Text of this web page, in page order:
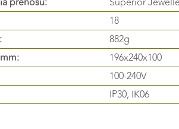
18
882g
196x240x100
100-240V
IP30, IK06
cookies
COOKIES
nám umožňujú meranie výkonu
Ich pomocou určujeme počet návštev a